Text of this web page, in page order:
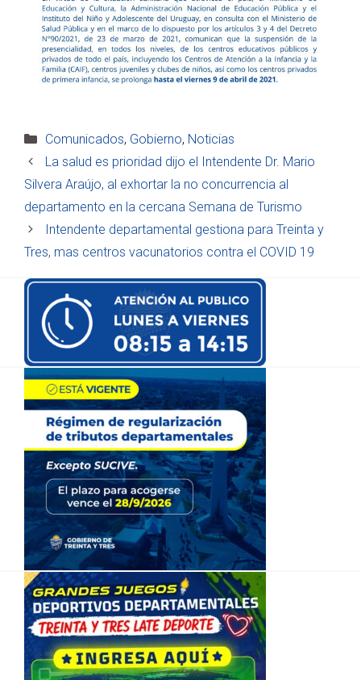
Categorías
Comunicados, Gobierno, Noticias
La salud es prioridad dijo el Intendente Dr. Mario
Silvera Araújo, al exhortar la no concurrencia al
departamento en la cercana Semana de Turismo
Intendente departamental gestiona para Treinta y
Tres, mas centros vacunatorios contra el COVID 19